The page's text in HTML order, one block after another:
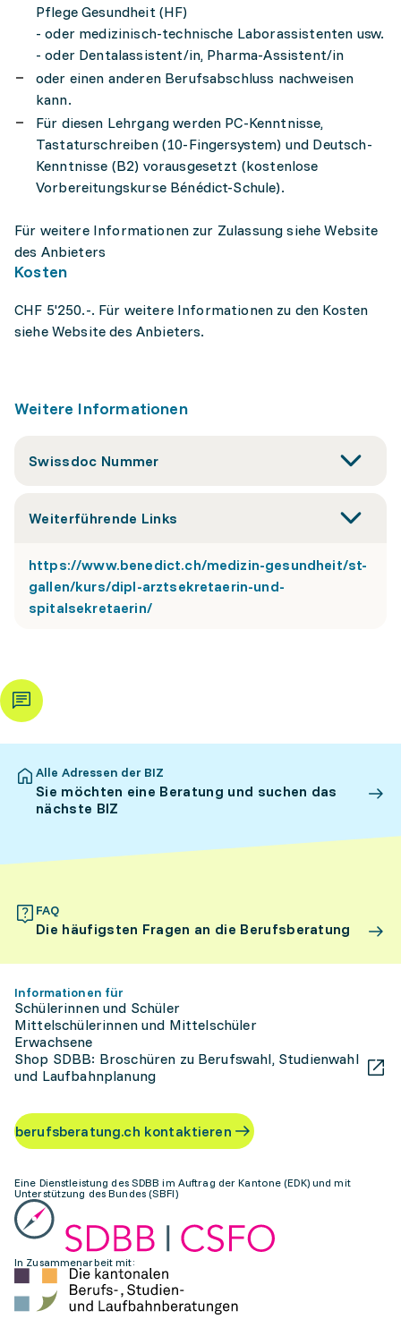
Pflege Gesundheit (HF)
- oder medizinisch-technische Laborassistenten usw.
- oder Dentalassistent/in, Pharma-Assistent/in
oder einen anderen Berufsabschluss nachweisen
kann.
Für diesen Lehrgang werden PC-Kenntnisse,
Tastaturschreiben (10-Fingersystem) und Deutsch-
Kenntnisse (B2) vorausgesetzt (kostenlose
Vorbereitungskurse Bénédict-Schule).
Für weitere Informationen zur Zulassung siehe Website
des Anbieters
Kosten
CHF 5'250.-. Für weitere Informationen zu den Kosten
siehe Website des Anbieters.
Weitere Informationen
Swissdoc Nummer
Weiterführende Links
https://www.benedict.ch/medizin-gesundheit/st-
gallen/kurs/dipl-arztsekretaerin-und-
spitalsekretaerin/
Alle Adressen der BIZ
Sie möchten eine Beratung und suchen das
nächste BIZ
FAQ
Die häufigsten Fragen an die Berufsberatung
Informationen für
Schülerinnen und Schüler
Mittelschülerinnen und Mittelschüler
Erwachsene
Shop SDBB: Broschüren zu Berufswahl, Studienwahl
und Laufbahnplanung
berufsberatung.ch kontaktieren
Eine Dienstleistung des SDBB im Auftrag der Kantone (EDK) und mit
Unterstützung des Bundes (SBFI)
In Zusammenarbeit mit: